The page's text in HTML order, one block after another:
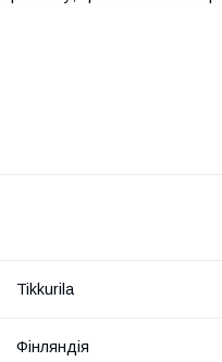
Tikkurila
Фінляндія